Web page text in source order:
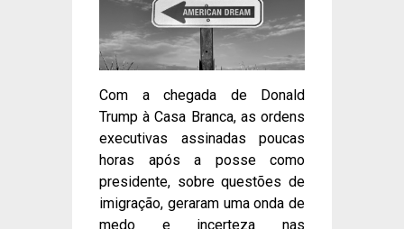
Com a chegada de Donald
Trump à Casa Branca, as ordens
executivas assinadas poucas
horas após a posse como
presidente, sobre questões de
imigração, geraram uma onda de
medo e incerteza nas